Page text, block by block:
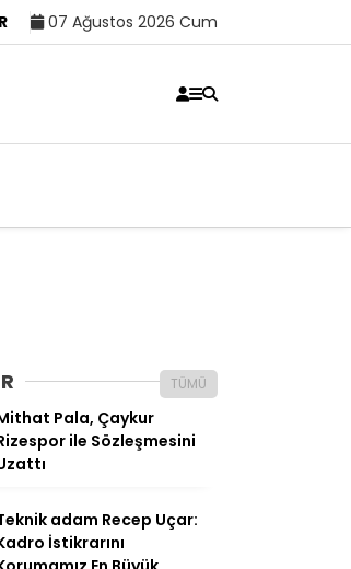
07 Ağustos 2026 Cum
TÜMÜ
Pala, Çaykur
ile Sözleşmesini
adam Recep Uçar:
İstikrarını